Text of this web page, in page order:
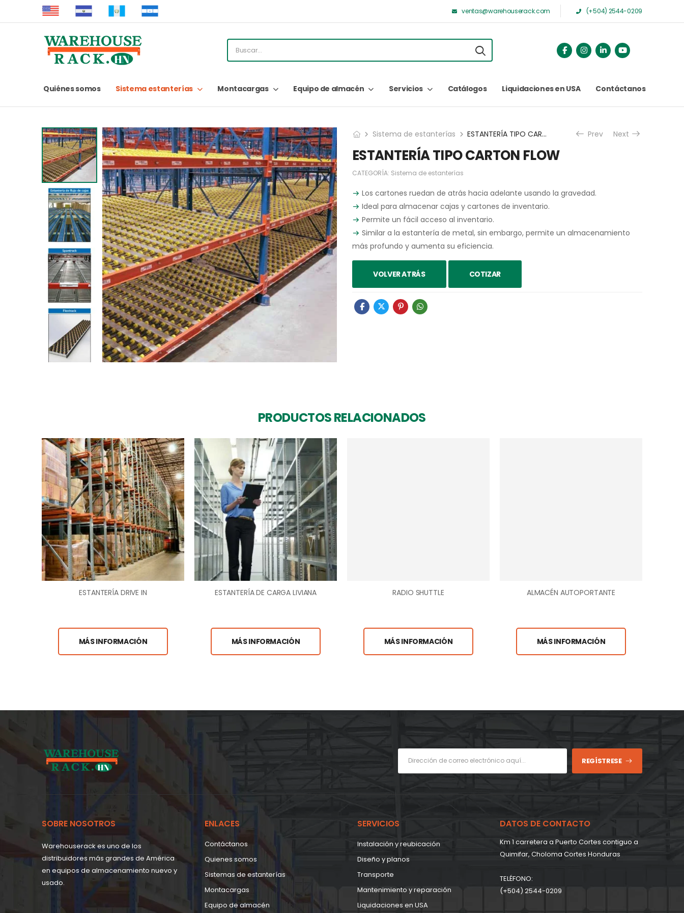
ventas@warehouserack.com (+504) 2544-0209
Quiénes somos Sistema estanterías Montacargas Equipo de almacén Servicios Catálogos Liquidaciones en USA Contáctanos
Sistema de estanterías ESTANTERÍA TIPO CARTON FLOW Prev Next
ESTANTERÍA TIPO CARTON FLOW
CATEGORÍA: Sistema de estanterías
Los cartones ruedan de atrás hacia adelante usando la gravedad.
Ideal para almacenar cajas y cartones de inventario.
Permite un fácil acceso al inventario.
Similar a la estantería de metal, sin embargo, permite un almacenamiento
más profundo y aumenta su eficiencia.
VOLVER ATRÁS COTIZAR
PRODUCTOS RELACIONADOS
ESTANTERÍA DRIVE IN
MÁS INFORMACIÓN
ESTANTERÍA DE CARGA LIVIANA
MÁS INFORMACIÓN
RADIO SHUTTLE
MÁS INFORMACIÓN
ALMACÉN AUTOPORTANTE
MÁS INFORMACIÓN
REGÍSTRESE
SOBRE NOSOTROS
Warehouserack es uno de los
distribuidores más grandes de América
en equipos de almacenamiento nuevo y
usado.
ENLACES
Contáctanos
Quienes somos
Sistemas de estanterías
Montacargas
Equipo de almacén
SERVICIOS
Instalación y reubicación
Diseño y planos
Transporte
Mantenimiento y reparación
Liquidaciones en USA
DATOS DE CONTACTO
Km 1 carretera a Puerto Cortes contiguo a
Quimifar, Choloma Cortes Honduras
TELÉFONO:
(+504) 2544-0209